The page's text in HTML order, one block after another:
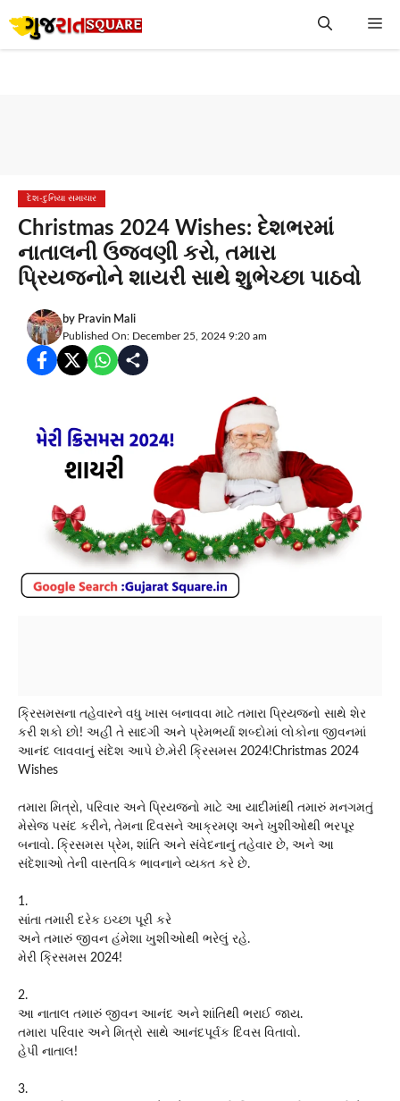
to
દેશ-દુનિયા સમાચાર
Christmas 2024 Wishes: દેશભરમાં
નાતાલની ઉજવણી કરો, તમારા
પ્રિયજનોને શાયરી સાથે શુભેચ્છા પાઠવો
by Pravin Mali
Published On: December 25, 2024 9:20 am
ક્રિસમસના તહેવારને વધુ ખાસ બનાવવા માટે તમારા પ્રિયજનો સાથે શેર
કરી શકો છો! અહીં તે સાદગી અને પ્રેમભર્યા શબ્દોમાં લોકોના જીવનમાં
આનંદ લાવવાનું સંદેશ આપે છે.મેરી ક્રિસમસ 2024!Christmas 2024
Wishes
તમારા મિત્રો, પરિવાર અને પ્રિયજનો માટે આ યાદીમાંથી તમારું મનગમતું
મેસેજ પસંદ કરીને, તેમના દિવસને આક્રમણ અને ખુશીઓથી ભરપૂર
બનાવો. ક્રિસમસ પ્રેમ, શાંતિ અને સંવેદનાનું તહેવાર છે, અને આ
સંદેશાઓ તેની વાસ્તવિક ભાવનાને વ્યક્ત કરે છે.
1.
સાંતા તમારી દરેક ઇચ્છા પૂરી કરે
અને તમારું જીવન હંમેશા ખુશીઓથી ભરેલું રહે.
મેરી ક્રિસમસ 2024!
2.
આ નાતાલ તમારું જીવન આનંદ અને શાંતિથી ભરાઈ જાય.
તમારા પરિવાર અને મિત્રો સાથે આનંદપૂર્વક દિવસ વિતાવો.
હેપી નાતાલ!
3.